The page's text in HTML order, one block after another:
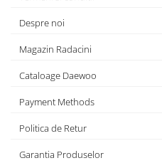
Despre noi
Magazin Radacini
Cataloage Daewoo
Payment Methods
Politica de Retur
Garantia Produselor